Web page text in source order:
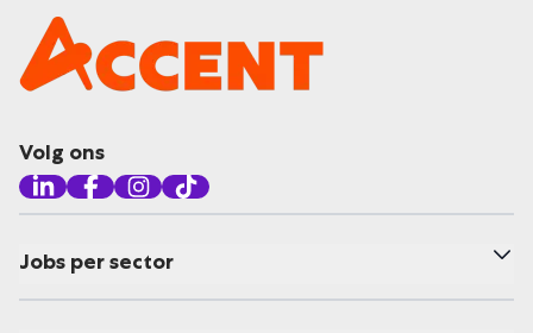
Volg ons
Jobs per sector